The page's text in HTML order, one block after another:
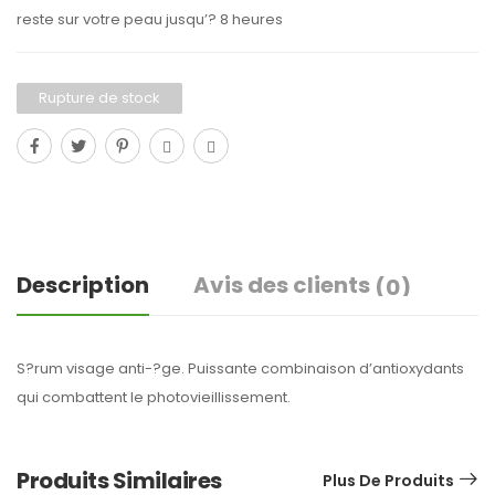
reste sur votre peau jusqu’? 8 heures
Rupture de stock
Description Avis des clients (0)
S?rum visage anti-?ge. Puissante combinaison d’antioxydants
qui combattent le photovieillissement.
Produits Similaires Plus De Produits